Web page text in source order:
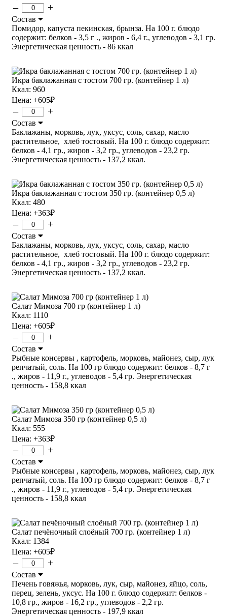
– +
Состав
Помидор, капуста пекинская, брынза. На 100 г. блюдо
содержит: белков - 3,5 г ., жиров - 6,4 г., углеводов - 3,1 гр.
Энергетическая ценность - 86 ккал
Икра баклажанная с тостом 700 гр. (контейнер 1 л)
Ккал: 960
Цена: +605₽
– +
Состав
Баклажаны, морковь, лук, уксус, соль, сахар, масло
растительное, хлеб тостовый. На 100 г. блюдо содержит:
белков - 4,1 гр., жиров - 3,2 гр., углеводов - 23,2 гр.
Энергетическая ценность - 137,2 ккал.
Икра баклажанная с тостом 350 гр. (контейнер 0,5 л)
Ккал: 480
Цена: +363₽
– +
Состав
Баклажаны, морковь, лук, уксус, соль, сахар, масло
растительное, хлеб тостовый. На 100 г. блюдо содержит:
белков - 4,1 гр., жиров - 3,2 гр., углеводов - 23,2 гр.
Энергетическая ценность - 137,2 ккал.
Салат Мимоза 700 гр (контейнер 1 л)
Ккал: 1110
Цена: +605₽
– +
Состав
Рыбные консервы , картофель, морковь, майонез, сыр, лук
репчатый, соль. На 100 гр блюдо содержит: белков - 8,7 г
., жиров - 11,9 г., углеводов - 5,4 гр. Энергетическая
ценность - 158,8 ккал
Салат Мимоза 350 гр (контейнер 0,5 л)
Ккал: 555
Цена: +363₽
– +
Состав
Рыбные консервы , картофель, морковь, майонез, сыр, лук
репчатый, соль. На 100 гр блюдо содержит: белков - 8,7 г
., жиров - 11,9 г., углеводов - 5,4 гр. Энергетическая
ценность - 158,8 ккал
Салат печёночный слоёный 700 гр. (контейнер 1 л)
Ккал: 1384
Цена: +605₽
– +
Состав
Печень говяжья, морковь, лук, сыр, майонез, яйцо, соль,
перец, зелень, уксус. На 100 г. блюдо содержит: белков -
10,8 гр., жиров - 16,2 гр., углеводов - 2,2 гр.
Энергетическая ценность - 197,9 ккал